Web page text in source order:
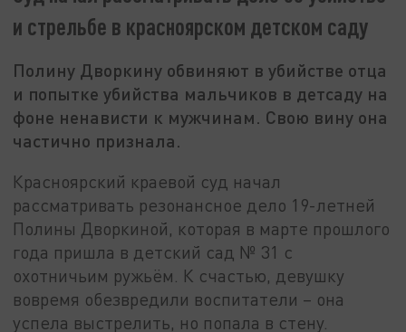
и стрельбе в красноярском детском саду
Полину Дворкину обвиняют в убийстве отца
и попытке убийства мальчиков в детсаду на
фоне ненависти к мужчинам. Свою вину она
частично признала.
Красноярский краевой суд начал
рассматривать резонансное дело 19-летней
Полины Дворкиной, которая в марте прошлого
года пришла в детский сад № 31 с
охотничьим ружьём. К счастью, девушку
вовремя обезвредили воспитатели – она
успела выстрелить, но попала в стену.